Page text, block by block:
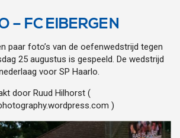
– FC EIBERGEN
paar foto’s van de oefenwedstrijd tegen
25 augustus is gespeeld. De wedstrijd
voor SP Haarlo.
door Ruud Hilhorst (
)